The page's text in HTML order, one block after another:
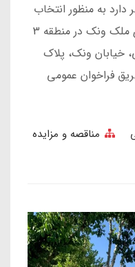
به منظور انتخاب
کارگزار ذیصلاح جهت تغییر کاربری ملک ونک در منطقه 3
خیابان ونک، پلاک
مربع از طریق فراخوان عمومی
مناقصه و مزایده